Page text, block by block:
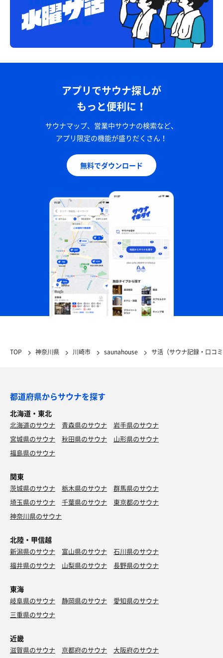
アプリでサウナ探しが
もっと便利に！
サウナマップ、営業中サウナの検索など、
アプリ限定の機能が盛りだくさん！
無料でダウンロード
TOP 神奈川県 川崎市 saunahouse サ活（サウナ記録・口コ
都道府県からサウナを探す
北海道・東北
北海道のサウナ 青森県のサウナ
岩手県のサウナ
宮城県のサウナ
秋田県のサウナ
山形県のサウナ
福島県のサウナ
関東
茨城県のサウナ 栃木県のサウナ
群馬県のサウナ
埼玉県のサウナ
千葉県のサウナ
東京都のサウナ
神奈川県のサウナ
北陸・甲信越
新潟県のサウナ 富山県のサウナ
石川県のサウナ
福井県のサウナ
山梨県のサウナ 長野県のサウナ
東海
岐阜県のサウナ 静岡県のサウナ
愛知県のサウナ
三重県のサウナ
近畿
滋賀県のサウナ 京都府のサウナ
大阪府のサウナ